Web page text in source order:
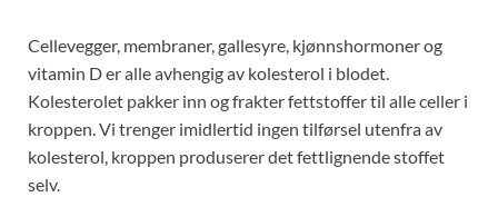
Cellevegger, membraner, gallesyre, kjønnshormoner og
vitamin D er alle avhengig av kolesterol i blodet.
Kolesterolet pakker inn og frakter fettstoffer til alle celler i
kroppen. Vi trenger imidlertid ingen tilførsel utenfra av
kolesterol, kroppen produserer det fettlignende stoffet
selv.